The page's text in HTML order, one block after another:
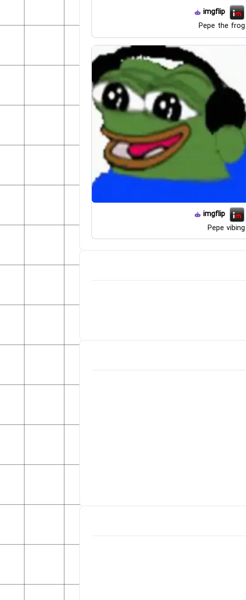
imgflip
Pepe the frog
imgflip
Pepe vibing